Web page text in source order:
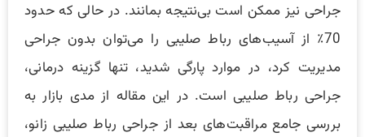
جراحی نیز ممکن است بی‌نتیجه بمانند. در حالی که حدود
70٪ از آسیب‌های رباط صلیبی را می‌توان بدون جراحی
مدیریت کرد، در موارد پارگی شدید، تنها گزینه درمانی،
جراحی رباط صلیبی است. در این مقاله از مدی بازار به
بررسی جامع مراقبت‌های بعد از جراحی رباط صلیبی زانو،